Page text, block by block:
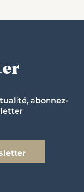
abonnez-